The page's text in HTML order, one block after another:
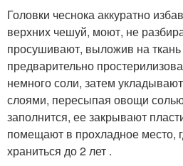
Головки чеснока аккуратно
верхних чешуй, моют, не
просушивают, выложив на
предварительно
немного соли, затем
слоями, пересыпая овощи
заполнится, ее закрывают
помещают в прохладное место,
храниться до 2 лет .